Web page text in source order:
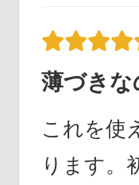
薄づきな
これを使
ります。